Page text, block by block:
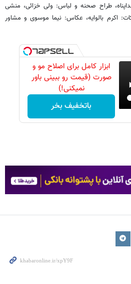
طراح صحنه و لباس: ولی خزائی، منشی
اکرم بالوایه، عکاس: نیما موسوی و مشاور
ابزار کامل برای اصلاح مو و
صورت (قیمت رو ببینی باور
نمیکنی!)
باتخفیف بخر